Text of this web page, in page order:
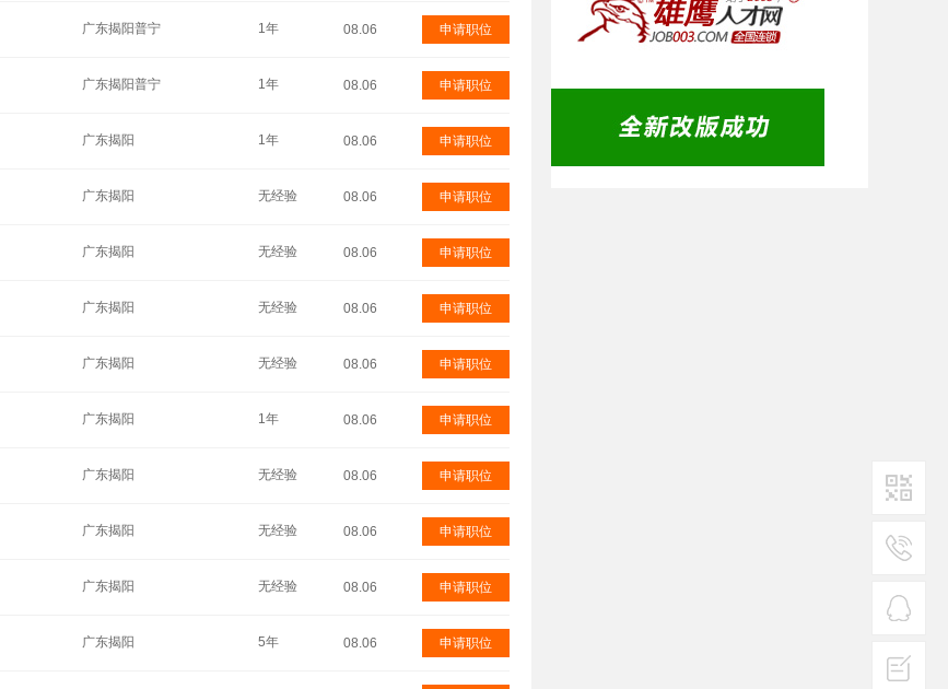
广东揭阳普宁 1年 08.06 申请职位
广东揭阳普宁 1年 08.06 申请职位
广东揭阳 1年 08.06 申请职位
广东揭阳 无经验 08.06 申请职位
广东揭阳 无经验 08.06 申请职位
广东揭阳 无经验 08.06 申请职位
广东揭阳 无经验 08.06 申请职位
广东揭阳 1年 08.06 申请职位
广东揭阳 无经验 08.06 申请职位
广东揭阳 无经验 08.06 申请职位
广东揭阳 无经验 08.06 申请职位
广东揭阳 5年 08.06 申请职位
二维码1
热线
客服